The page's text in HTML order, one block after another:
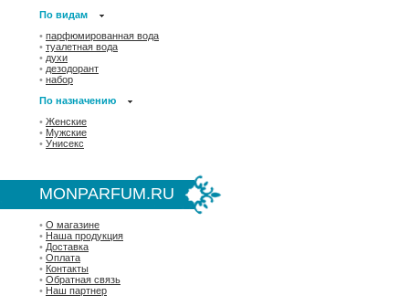
По видам
• парфюмированная вода
• туалетная вода
• духи
• дезодорант
• набор
По назначению
• Женские
• Мужские
• Унисекс
MONPARFUM.RU
• О магазине
• Наша продукция
• Доставка
• Оплата
• Контакты
• Обратная связь
• Наш партнер